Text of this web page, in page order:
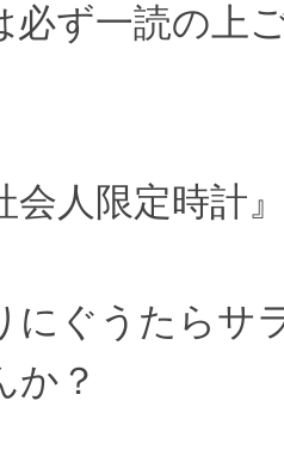
必ず一読の上
会人限定時計
にぐうたらサ
か？